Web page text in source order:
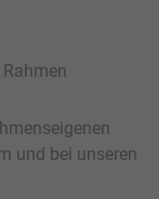
und bei unseren